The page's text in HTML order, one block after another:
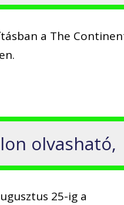
a The
olvasható,
25-ig a